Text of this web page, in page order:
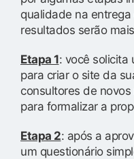
qualidade na
resultados serão
Etapa 1: você solicita
para criar o site da
consultores de
para formalizar a
Etapa 2: após a
um questionário